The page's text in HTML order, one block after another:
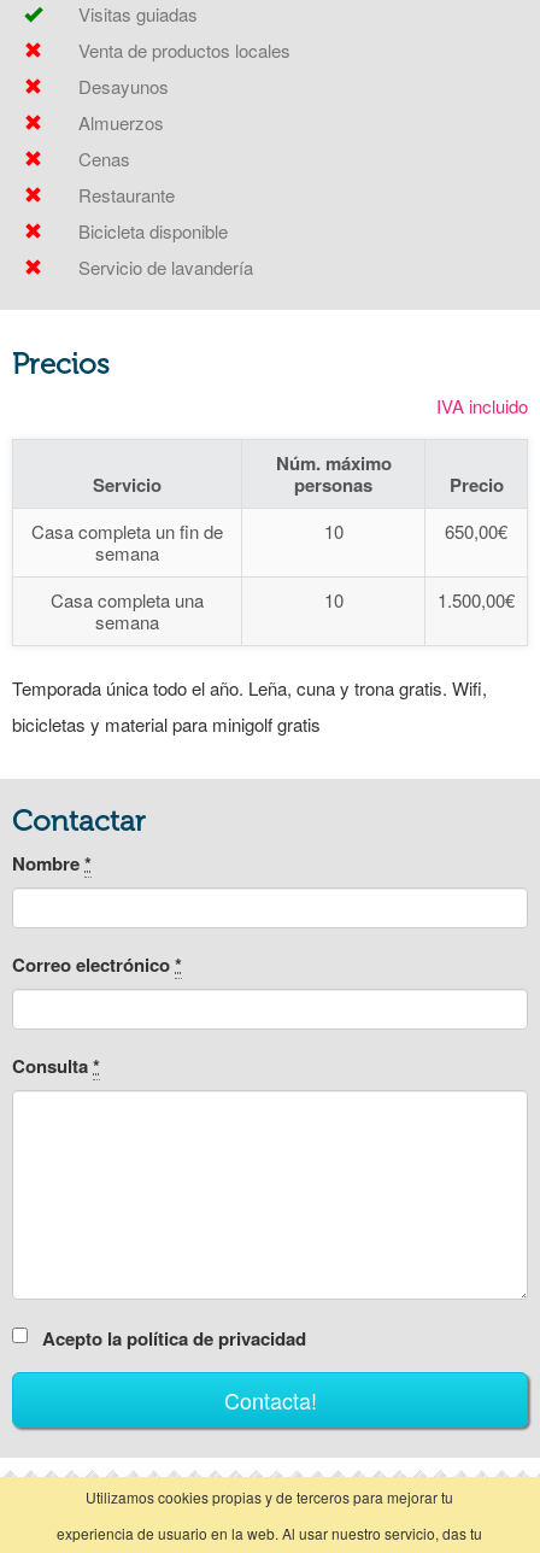
Visitas guiadas
Venta de productos locales
Desayunos
Almuerzos
Cenas
Restaurante
Bicicleta disponible
Servicio de lavandería
Precios
IVA incluido
Servicio
Núm. máximo
personas
Precio
Casa completa un fin de
semana
10 650,00€
Casa completa una
semana
10 1.500,00€
Temporada única todo el año. Leña, cuna y trona gratis. Wifi,
bicicletas y material para minigolf gratis
Contactar
Nombre*
Correo electrónico*
Consulta*
Acepto la política de privacidad
Utilizamos cookies propias y de terceros para mejorar tu
experiencia de usuario en la web. Al usar nuestro servicio, das tu
vista clásica